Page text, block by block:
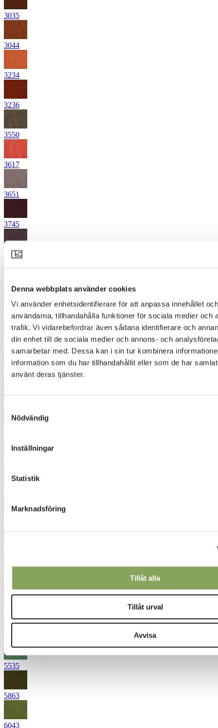
Denna webbplats använder cookies
Vi använder enhetsidentifierare för att anpassa innehållet
användarna, tillhandahålla funktioner för sociala medier och
trafik. Vi vidarebefordrar även sådana identifierare och
din enhet till de sociala medier och annons- och
samarbetar med. Dessa kan i sin tur kombinera
information som du har tillhandahållit eller som de har
använt deras tjänster.
Nödvändig
Inställningar
Statistik
Marknadsföring
Tillåt alla
Tillåt urval
Avvisa
3035
3044
3234
3236
3550
3617
3651
3745
3952
4360
4372
4433
5535
5863
6043